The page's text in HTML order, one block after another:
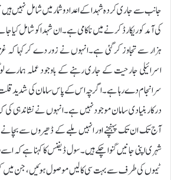
جانب سے جاری کردہ شہدا کے اعدادوشمار میں شامل نہیں
ہزار سے تجاوز کر گئی ہے۔انہوں نے زور دے کر کہا کہ
اسرائیلی جارحیت کے جاری رہنے کے باوجود عملہ ہمارے
سرانجام دے رہا ہے۔ اگرچہ اس کے پاس سامان کی شدید
درکار بنیادی سامان موجود نہیں ہے۔انہوں نے نشاندہی
آج تک ان تک پہنچنے اور انہیں ملبے کے ڈھیروں سے بچانے
شہری اپنی جانیں گنوا چکے ہیں۔سول ڈیفنس کا کہنا ہے کہ اسے
ٹیموں کی طرف سے بہت سی کالیں موصول ہوئیں، جن میں